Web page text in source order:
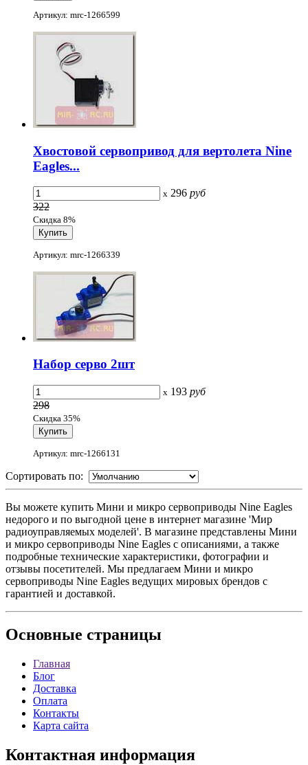
Артикул: mrc-1266599
Хвостовой сервопривод для вертолета Nine
Eagles...
x 296 руб
322
Скидка 8%
Артикул: mrc-1266339
Набор серво 2шт
x 193 руб
298
Скидка 35%
Артикул: mrc-1266131
Сортировать по:
Вы можете купить Мини и микро сервоприводы Nine Eagles
недорого и по выгодной цене в интернет магазине 'Мир
радиоуправляемых моделей'. В магазине представлены Мини
и микро сервоприводы Nine Eagles с описаниями, а также
подробные технические характеристики, фотографии и
отзывы посетителей. Мы предлагаем Мини и микро
сервоприводы Nine Eagles ведущих мировых брендов с
гарантией и доставкой.
Основные страницы
Главная
Блог
Доставка
Оплата
Контакты
Карта сайта
Контактная информация